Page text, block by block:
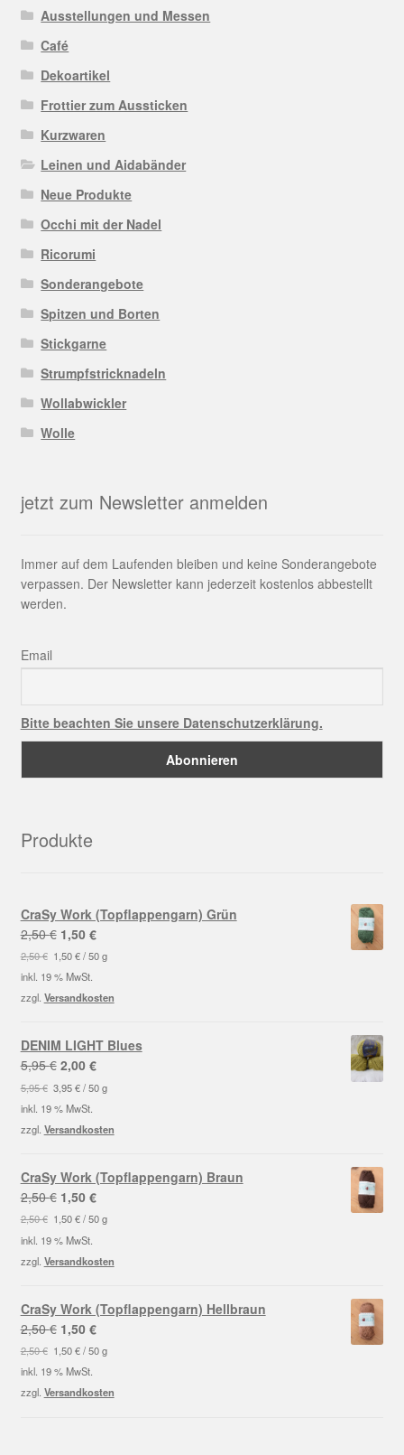
Ausstellungen und Messen
Café
Dekoartikel
Frottier zum Aussticken
Kurzwaren
Leinen und Aidabänder
Neue Produkte
Occhi mit der Nadel
Ricorumi
Sonderangebote
Spitzen und Borten
Stickgarne
Strumpfstricknadeln
Wollabwickler
Wolle
jetzt zum Newsletter anmelden
Immer auf dem Laufenden bleiben und keine Sonderangebote
verpassen. Der Newsletter kann jederzeit kostenlos abbestellt
werden.
Email
Bitte beachten Sie unsere Datenschutzerklärung.
Produkte
CraSy Work (Topflappengarn) Grün
2,50€ Ursprünglicher
Preis
war:
2,50 €
1,50 €Aktueller
Preis
1,50 €.
2,50€ 1,50€/50 g
inkl. 19 % MwSt.
zzgl. Versandkosten
DENIM LIGHT Blues
5,95€ Ursprünglicher
Preis
war:
5,95 €
2,00 €Aktueller
Preis
2,00 €.
5,95€ 3,95€/50 g
inkl. 19 % MwSt.
zzgl. Versandkosten
CraSy Work (Topflappengarn) Braun
2,50€ Ursprünglicher
Preis
war:
2,50 €
1,50 €Aktueller
Preis
1,50 €.
2,50€ 1,50€/50 g
inkl. 19 % MwSt.
zzgl. Versandkosten
CraSy Work (Topflappengarn) Hellbraun
2,50€ Ursprünglicher
Preis
war:
2,50 €
1,50 €Aktueller
Preis
1,50 €.
2,50€ 1,50€/50 g
inkl. 19 % MwSt.
zzgl. Versandkosten